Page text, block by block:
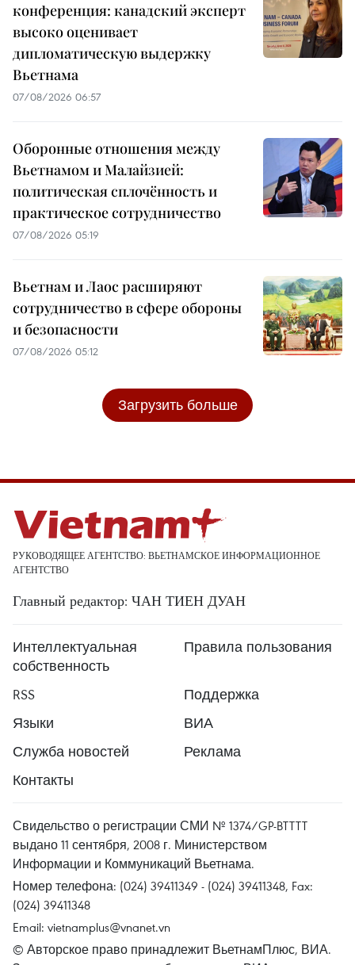
конференция: канадский эксперт
высоко оценивает
дипломатическую выдержку
Вьетнама
07/08/2026 06:57
Оборонные отношения между
Вьетнамом и Малайзией:
политическая сплочённость и
практическое сотрудничество
07/08/2026 05:19
Вьетнам и Лаос расширяют
сотрудничество в сфере обороны
и безопасности
07/08/2026 05:12
Загрузить больше
РУКОВОДЯЩЕЕ АГЕНТСТВО: ВЬЕТНАМСКОЕ ИНФОРМАЦИОННОЕ
АГЕНТСТВО
Главный редактор: ЧАН ТИЕН ДУАН
Интеллектуальная
собственность
Правила пользования
RSS
Поддержка
Языки
ВИА
Служба новостей
Реклама
Контакты
Свидельство о регистрации СМИ № 1374/GP-BTTTT
выдано 11 сентября, 2008 г. Министерством
Информации и Коммуникаций Вьетнама.
Номер телефона: (024) 39411349 - (024) 39411348, Fax:
(024) 39411348
Email: vietnamplus@vnanet.vn
© Авторское право принадлежит ВьетнамПлюс, ВИА.